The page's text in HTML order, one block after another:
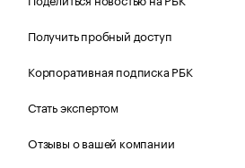
Получить пробный доступ
Корпоративная подписка РБК
Стать экспертом
Отзывы о вашей компании